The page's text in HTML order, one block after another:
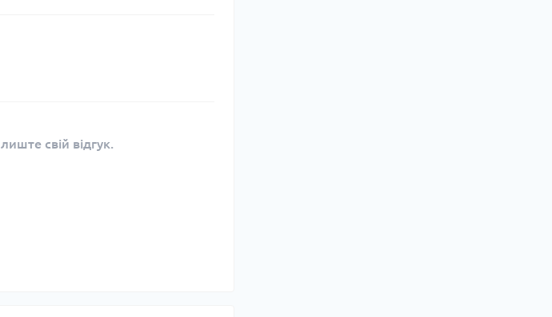
свій відгук.